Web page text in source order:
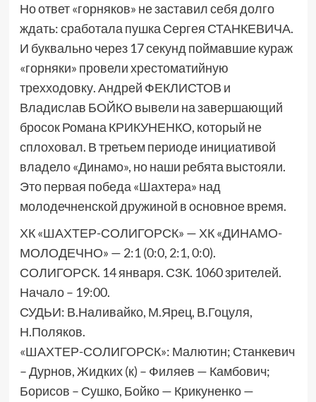
Но ответ «горняков» не заставил себя долго
ждать: сработала пушка Сергея СТАНКЕВИЧА.
И буквально через 17 секунд поймавшие кураж
«горняки» провели хрестоматийную
трехходовку. Андрей ФЕКЛИСТОВ и
Владислав БОЙКО вывели на завершающий
бросок Романа КРИКУНЕНКО, который не
сплоховал. В третьем периоде инициативой
владело «Динамо», но наши ребята выстояли.
Это первая победа «Шахтера» над
молодечненской дружиной в основное время.
ХК «ШАХТЕР-СОЛИГОРСК» — ХК «ДИНАМО-
МОЛОДЕЧНО» — 2:1 (0:0, 2:1, 0:0).
СОЛИГОРСК. 14 января. СЗК. 1060 зрителей.
Начало – 19:00.
СУДЬИ: В.Наливайко, М.Ярец, В.Гоцуля,
Н.Поляков.
«ШАХТЕР-СОЛИГОРСК»: Малютин; Станкевич
– Дурнов, Жидких (к) – Филяев — Камбович;
Борисов – Сушко, Бойко — Крикуненко —